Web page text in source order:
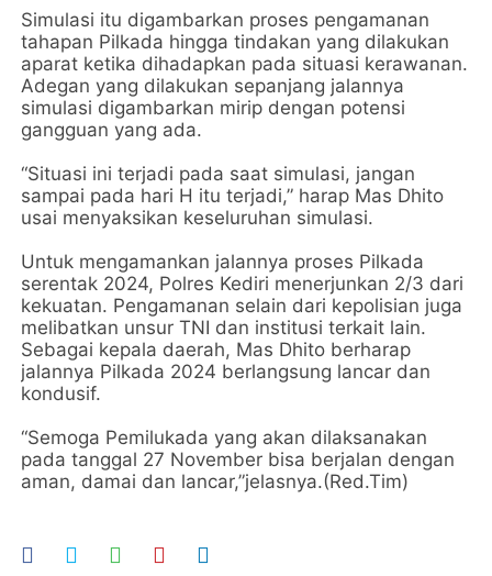
Simulasi itu digambarkan proses pengamanan
tahapan Pilkada hingga tindakan yang dilakukan
aparat ketika dihadapkan pada situasi kerawanan.
Adegan yang dilakukan sepanjang jalannya
simulasi digambarkan mirip dengan potensi
gangguan yang ada.
“Situasi ini terjadi pada saat simulasi, jangan
sampai pada hari H itu terjadi,” harap Mas Dhito
usai menyaksikan keseluruhan simulasi.
Untuk mengamankan jalannya proses Pilkada
serentak 2024, Polres Kediri menerjunkan 2/3 dari
kekuatan. Pengamanan selain dari kepolisian juga
melibatkan unsur TNI dan institusi terkait lain.
Sebagai kepala daerah, Mas Dhito berharap
jalannya Pilkada 2024 berlangsung lancar dan
kondusif.
“Semoga Pemilukada yang akan dilaksanakan
pada tanggal 27 November bisa berjalan dengan
aman, damai dan lancar,”jelasnya.(Red.Tim)